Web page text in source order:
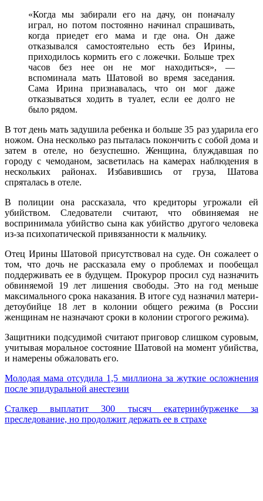
«Когда мы забирали его на дачу, он поначалу
играл, но потом постоянно начинал спрашивать,
когда приедет его мама и где она. Он даже
отказывался самостоятельно есть без Ирины,
приходилось кормить его с ложечки. Больше трех
часов без нее он не мог находиться», —
вспоминала мать Шатовой во время заседания.
Сама Ирина признавалась, что он мог даже
отказываться ходить в туалет, если ее долго не
было рядом.
В тот день мать задушила ребенка и больше 35 раз ударила его
ножом. Она несколько раз пыталась покончить с собой дома и
затем в отеле, но безуспешно. Женщина, блуждавшая по
городу с чемоданом, засветилась на камерах наблюдения в
нескольких районах. Избавившись от груза, Шатова
спряталась в отеле.
В полиции она рассказала, что кредиторы угрожали ей
убийством. Следователи считают, что обвиняемая не
воспринимала убийство сына как убийство другого человека
из-за психопатической привязанности к мальчику.
Отец Ирины Шатовой присутствовал на суде. Он сожалеет о
том, что дочь не рассказала ему о проблемах и пообещал
поддерживать ее в будущем. Прокурор просил суд назначить
обвиняемой 19 лет лишения свободы. Это на год меньше
максимального срока наказания. В итоге суд назначил матери-
детоубийце 18 лет в колонии общего режима (в России
женщинам не назначают сроки в колонии строгого режима).
Защитники подсудимой считают приговор слишком суровым,
учитывая моральное состояние Шатовой на момент убийства,
и намерены обжаловать его.
Молодая мама отсудила 1,5 миллиона за жуткие осложнения
после эпидуральной анестезии
Сталкер выплатит 300 тысяч екатеринбурженке за
преследование, но продолжит держать ее в страхе